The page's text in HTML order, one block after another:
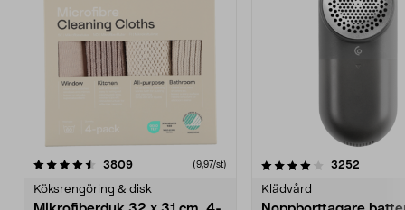
3809recensioner (9,97/st)
Köksrengöring & disk
4.0av 5 stjärnor 3252
Klädvård
4.5av 5 stjärnor